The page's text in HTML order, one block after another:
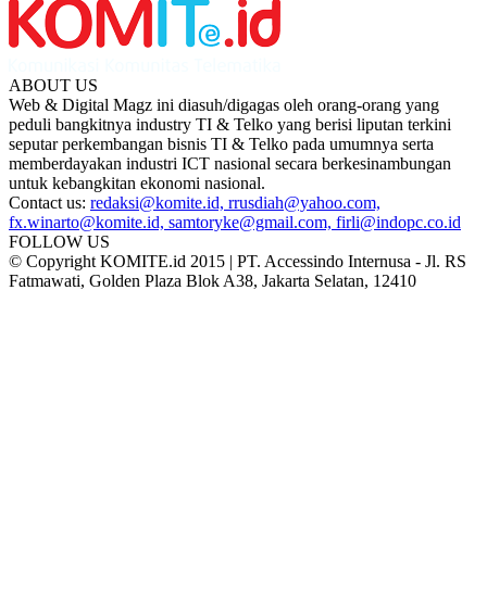
ABOUT US
Web & Digital Magz ini diasuh/digagas oleh orang-orang yang
peduli bangkitnya industry TI & Telko yang berisi liputan terkini
seputar perkembangan bisnis TI & Telko pada umumnya serta
memberdayakan industri ICT nasional secara berkesinambungan
untuk kebangkitan ekonomi nasional.
Contact us: redaksi@komite.id, rrusdiah@yahoo.com,
fx.winarto@komite.id, samtoryke@gmail.com, firli@indopc.co.id
FOLLOW US
© Copyright KOMITE.id 2015 | PT. Accessindo Internusa - Jl. RS
Fatmawati, Golden Plaza Blok A38, Jakarta Selatan, 12410